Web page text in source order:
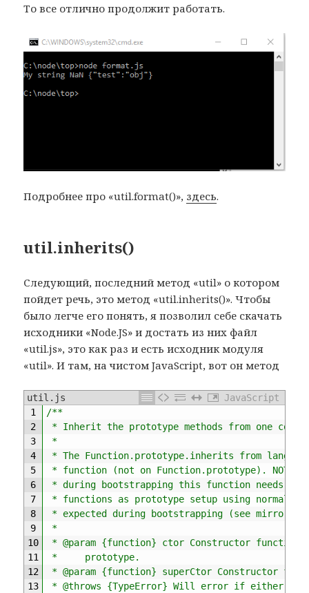
То все отлично продолжит работать.
Подробнее про «util.format()», здесь.
util.inherits()
Следующий, последний метод «util» о котором
пойдет речь, это метод «util.inherits()». Чтобы
было легче его понять, я позволил себе скачать
исходники «Node.JS» и достать из них файл
«util.js», это как раз и есть исходник модуля
«util». И там, на чистом JavaScript, вот он метод
util.js
JavaScript
1
2
3
4
5
6
7
8
9
10
11
12
13
/**
* Inherit the prototype methods from one
*
* The Function.prototype.inherits from
* function (not on Function.prototype).
* during bootstrapping this function needs to
* functions as prototype setup using normal
* expected during bootstrapping (see
*
* @param {function} ctor Constructor
*     prototype.
* @param {function} superCtor Constructor
* @throws {TypeError} Will error if either